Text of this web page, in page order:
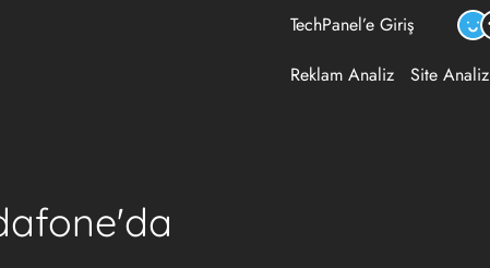
TechPanel’e Giriş
Reklam Analiz Site Analiz